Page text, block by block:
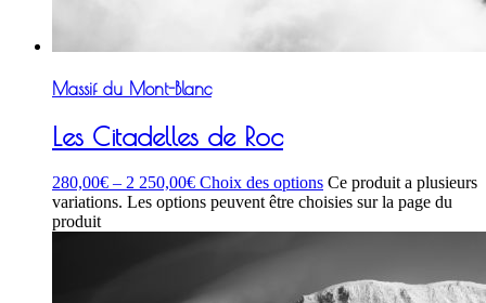
Massif du Mont-Blanc
Les Citadelles de Roc
280,00€ – 2 250,00€ Choix des options Ce produit a plusieurs
variations. Les options peuvent être choisies sur la page du
produit